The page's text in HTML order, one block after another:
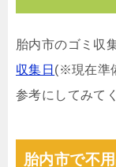
胎内市のゴミ収
収集日 (※現在準
参考にしてみて
胎内市で不